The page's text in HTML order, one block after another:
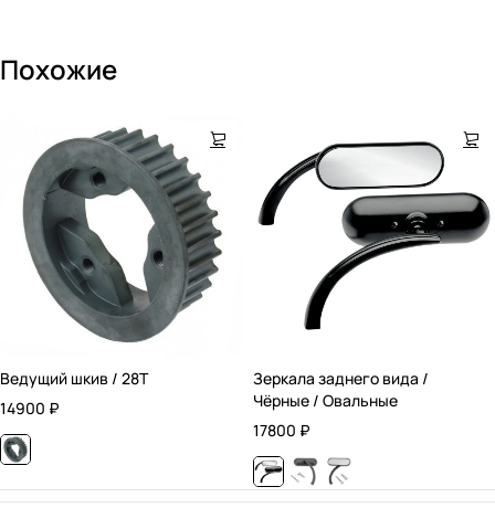
Похожие
Ведущий шкив / 28T
14900 ₽
Зеркала заднего вида /
Чёрные / Овальные
17800 ₽